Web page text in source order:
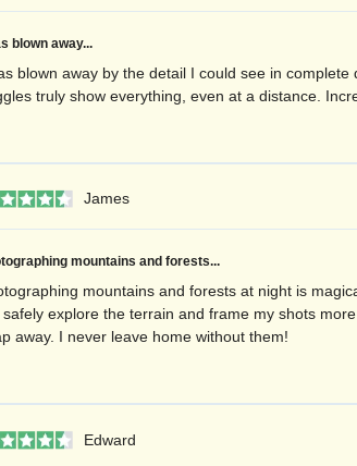
blown away...
blown away by the detail I could see in complete
truly show everything, even at a distance.
James
mountains and forests...
mountains and forests at night is
safely explore the terrain and frame my shots more
away. I never leave home without them!
Edward